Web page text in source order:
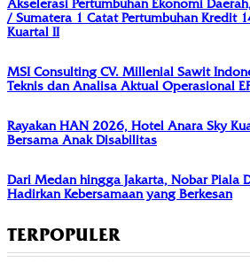
Akselerasi Pertumbuhan Ekonomi
/ Sumatera 1 Catat Pertumbuhan Kredit
Kuartal II
MSI Consulting CV. Millenial Sawit
Teknis dan Analisa Aktual Operasional
Rayakan HAN 2026, Hotel Anara Sky
Bersama Anak Disabilitas
Dari Medan hingga Jakarta, Nobar Piala
Hadirkan Kebersamaan yang Berkesan
TERPOPULER